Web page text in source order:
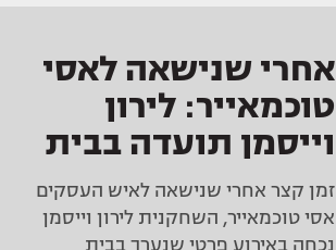
אחרי שנישאה לאסי
טוכמאייר: לירון
וייסמן תועדה בבית
המיליארדר המקורב
לנתניהו
זמן קצר אחרי שנישאה לאיש העסקים
אסי טוכמאייר, השחקנית לירון וייסמן
נכחה באירוע פרטי שנערך בבית